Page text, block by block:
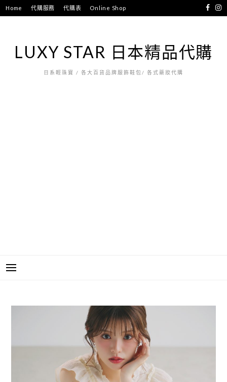
跳
至
Home 代購服務 代購表 Online Shop
LUXY STAR 日本精品代購
日系輕珠寶 / 各大百貨品牌服飾鞋包/ 各式藥妝代購